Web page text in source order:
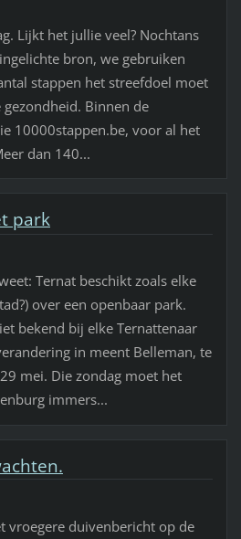
Lijkt het jullie veel? Nochtans
bron, we gebruiken
stappen het streefdoel moet
Binnen de
10000stappen.be, voor al het
dan 140...
park
Ternat beschikt zoals elke
over een openbaar park.
bekend bij elke Ternattenaar
in meent Belleman, te
mei. Die zondag moet het
immers...
vroegere duivenbericht op de